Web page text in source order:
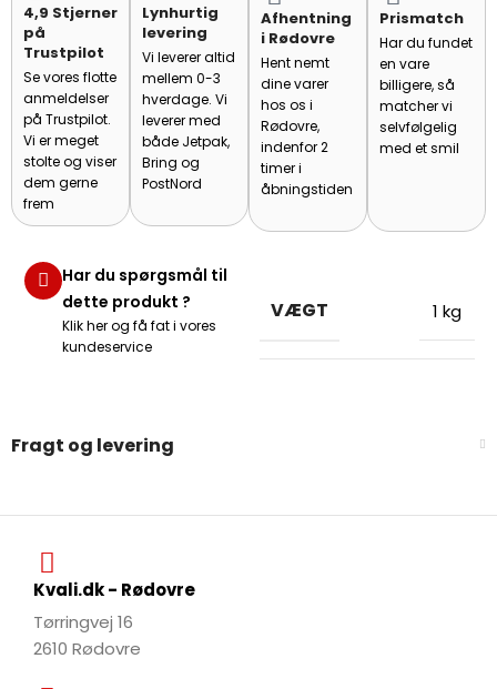
4,9 Stjerner
på
Trustpilot
Se vores flotte
anmeldelser
på Trustpilot.
Vi er meget
stolte og viser
dem gerne
frem
Lynhurtig
levering
Vi leverer altid
mellem 0-3
hverdage. Vi
leverer med
både Jetpak,
Bring og
PostNord
Afhentning
i Rødovre
Hent nemt
dine varer
hos os i
Rødovre,
indenfor 2
timer i
åbningstiden
Prismatch
Har du fundet
en vare
billigere, så
matcher vi
selvfølgelig
med et smil
Har du spørgsmål til
dette produkt ?
Klik her og få fat i vores
kundeservice
VÆGT 1 kg
Fragt og levering
Kvali.dk - Rødovre
Tørringvej 16
2610 Rødovre